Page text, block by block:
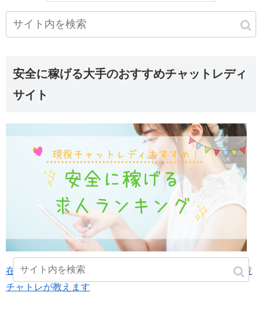
安全に稼げる大手のおすすめチャットレディ
サイト
在宅チャットレディの安全で稼げるサイトランキング-現役
チャトレが教えます